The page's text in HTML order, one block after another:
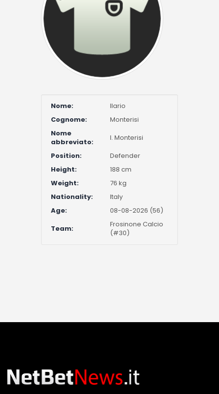
Nome:
Ilario
Cognome:
Monterisi
Nome
abbreviato:
I. Monterisi
Position:
Defender
Height:
188 cm
Weight:
76 kg
Nationality:
Italy
Age:
08-08-2026 (56)
Team:
Frosinone Calcio
(#30)